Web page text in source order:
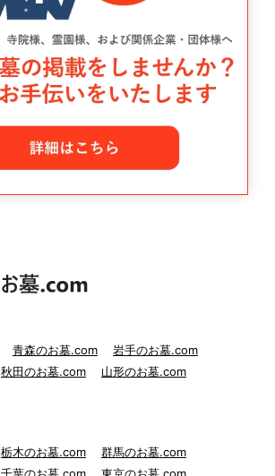
青森のお墓.com
岩手のお墓.com
秋田のお墓.com
山形のお墓.com
栃木のお墓.com
群馬のお墓.com
千葉のお墓.com
東京のお墓.com